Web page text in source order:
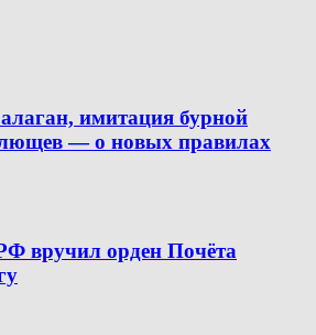
имитация бурной
— о новых правилах
вручил орден Почёта